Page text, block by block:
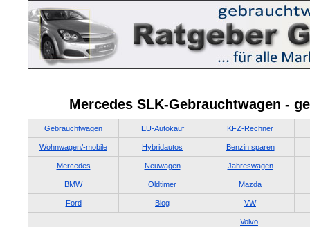
Mercedes SLK-Gebrauchtwagen -
Gebrauchtwagen EU-Autokauf KFZ-Rechner
Wohnwagen/-mobile Hybridautos Benzin sparen
Mercedes Neuwagen Jahreswagen
BMW Oldtimer Mazda
Ford Blog VW
Volvo